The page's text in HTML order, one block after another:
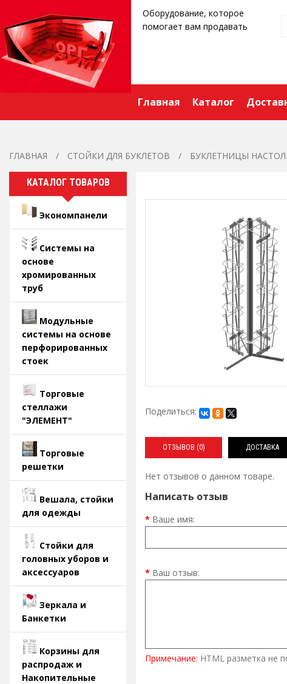
Оборудование, которое
помогает вам продавать
Главная Каталог
ГЛАВНАЯ СТОЙКИ ДЛЯ БУКЛЕТОВ БУКЛЕТНИЦЫ
КАТАЛОГ ТОВАРОВ
Экономпанели
Системы на
основе
хромированных
труб
Модульные
системы на основе
перфорированных
стоек
Торговые
стеллажи
"ЭЛЕМЕНТ"
Торговые
решетки
Вешала, стойки
для одежды
Стойки для
головных уборов и
аксессуаров
Зеркала и
Банкетки
Корзины для
распродаж и
Накопительные
Поделиться:
ОТЗЫВОВ (0) ДОСТАВКА
Нет отзывов о данном товаре.
Написать отзыв
Ваше имя:
Ваш отзыв:
Примечание: HTML разметка не